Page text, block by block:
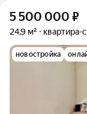
5 500 000 ₽
24,9 м² квартира-
новостройка